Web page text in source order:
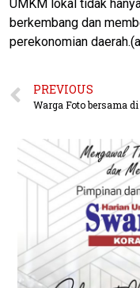
UMKM lokal tidak
berkembang dan
perekonomian
PREVIOUS